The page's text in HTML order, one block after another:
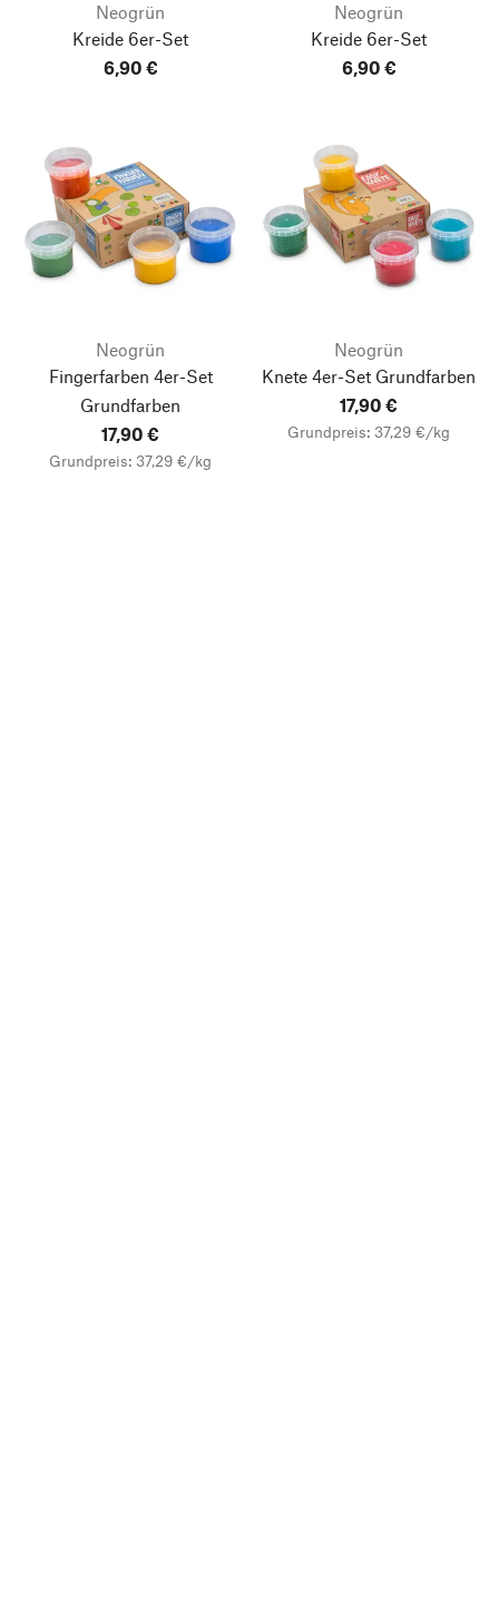
Neogrün
Kreide 6er-Set
6,90 €
Neogrün
Kreide 6er-Set
6,90 €
Neogrün
Fingerfarben 4er-Set
Grundfarben
17,90 €
Grundpreis: 37,29 €/kg
Neogrün
Knete 4er-Set Grundfarben
17,90 €
Grundpreis: 37,29 €/kg